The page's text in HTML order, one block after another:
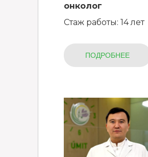
онколог
Стаж работы: 14 лет
ПОДРОБНЕЕ